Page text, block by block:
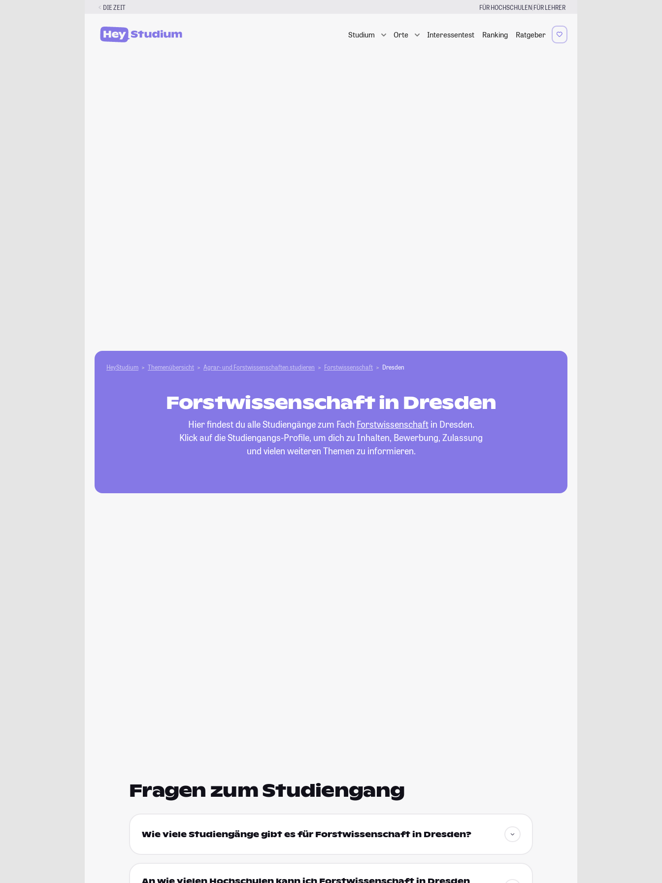
DIE ZEIT FÜR HOCHSCHULEN|FÜR LEHRER
Studium Orte Interessentest Ranking Ratgeber
HeyStudium Themenübersicht Agrar- und Forstwissen­schaften studieren Forstwissenschaft Dresden
Forstwissenschaft in Dresden
Hier findest du alle Studiengänge zum Fach Forstwissenschaftin Dresden.
Klick auf die Studiengangs-Profile, um dich zu Inhalten, Bewerbung, Zulassung
und vielen weiteren Themen zu informieren.
Fragen zum Studiengang
Wie viele Studiengänge gibt es für Forstwissenschaft in Dresden?